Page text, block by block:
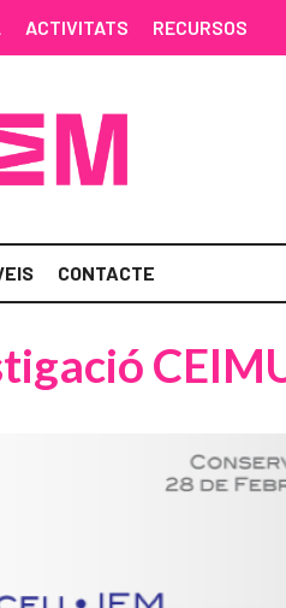
ACTIVITATS RECURSOS
CONTACTE